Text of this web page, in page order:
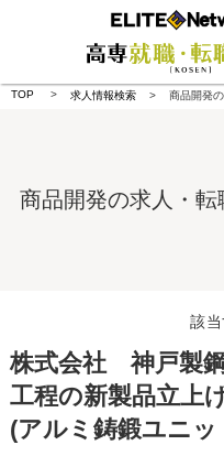
TOP 求人情報検索 商品開発
商品開発の求人・転
該
株式会社 神戸製
工程の新製品立上
(アルミ鋳鍛ユニッ